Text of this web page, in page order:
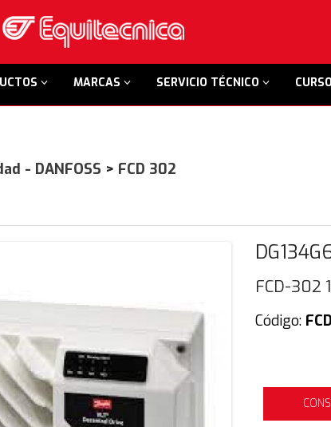
MARCAS SERVICIO TÉCNICO
- DANFOSS > FCD 302
FCD-302
Código: